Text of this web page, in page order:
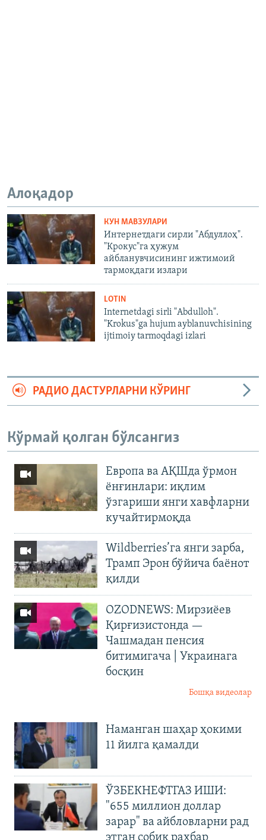
Алоқадор
КУН МАВЗУЛАРИ
Интернетдаги сирли "Абдуллоҳ".
"Крокус"га ҳужум
айбланувчисининг ижтимоий
тармоқдаги излари
LOTIN
Internetdagi sirli "Abdulloh".
"Krokus"ga hujum ayblanuvchisining
ijtimoiy tarmoqdagi izlari
РАДИО ДАСТУРЛАРНИ КЎРИНГ
Кўрмай қолган бўлсангиз
Европа ва АҚШда ўрмон
ёнғинлари: иқлим
ўзгариши янги хавфларни
кучайтирмоқда
Wildberries’га янги зарба,
Трамп Эрон бўйича баёнот
қилди
OZODNEWS: Мирзиёев
Қирғизистонда —
Чашмадан пенсия
битимигача | Украинага
босқин
Бошқа видеолар
Наманган шаҳар ҳокими
11 йилга қамалди
ЎЗБЕКНЕФТГАЗ ИШИ:
"655 миллион доллар
зарар" ва айбловларни рад